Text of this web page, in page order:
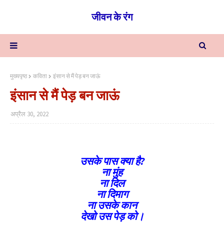
जीवन के रंग
मुख्यपृष्ठ कविता इंसान से मैं पेड़ बन जाऊं
इंसान से मैं पेड़ बन जाऊं
अप्रैल 30, 2022
उसके पास क्या है?
ना मुंह
ना दिल
ना दिमाग
ना उसके कान
देखो उस पेड़ को।